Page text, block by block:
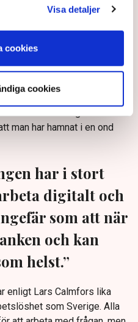
Visa detaljer
cookies
cookies
blivit de som står längst
med dem som står långt från
problemen. För då får man
arbetsgivarna att hitta
man i förlängningen ett
man har hamnat i en ond
har i stort
digitalt och
som att när
och kan
helst.”
enligt Lars Calmfors lika
som Sverige. Alla